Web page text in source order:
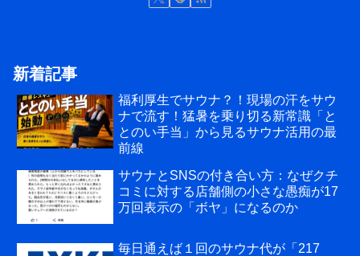
新着記事
福利厚生でサウナ？！現場の汗をサウ
ナで流す！猛暑を乗り切る新常識「と
とのい手当」から見るサウナ活用の最
前線
サウナとSNSの付き合い方：なぜクチ
コミに対する店舗側の小さな愚痴が17
万回表示の「ボヤ」になるのか
毎日通えば１回のサウナ代が「217